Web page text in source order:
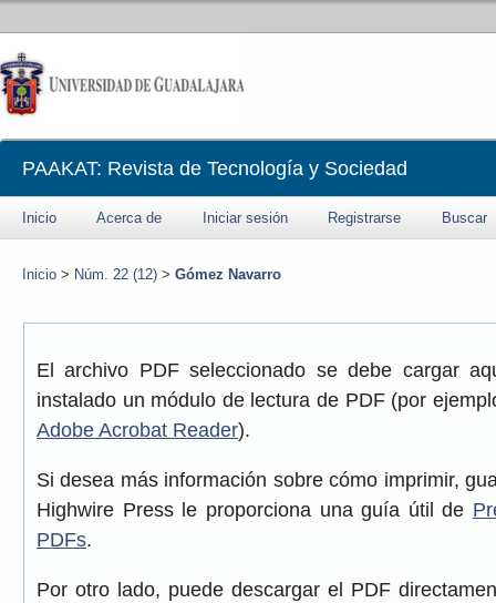
PAAKAT: Revista de Tecnología y Sociedad
Inicio Acerca de Iniciar sesión Registrarse Buscar
Inicio > Núm. 22 (12) > Gómez Navarro
El archivo PDF seleccionado se debe cargar
instalado un módulo de lectura de PDF (por
Adobe Acrobat Reader).
Si desea más información sobre cómo imprimir,
Highwire Press le proporciona una guía útil de
PDFs.
Por otro lado, puede descargar el PDF